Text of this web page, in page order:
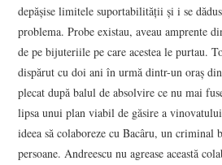
depășise limitele suportabilității și i se
problema. Probe existau, aveau amprente
de pe bijuteriile pe care acestea le purtau.
dispărut cu doi ani în urmă dintr-un oraș
plecat după balul de absolvire ce nu mai
lipsa unui plan viabil de găsire a
ideea să colaboreze cu Bacâru, un criminal
persoane. Andreescu nu agrease această